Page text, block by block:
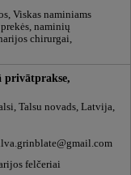
Viskas naminiams
naminių
chirurgai,
privātprakse,
Talsu novads, Latvija,
felčeriai